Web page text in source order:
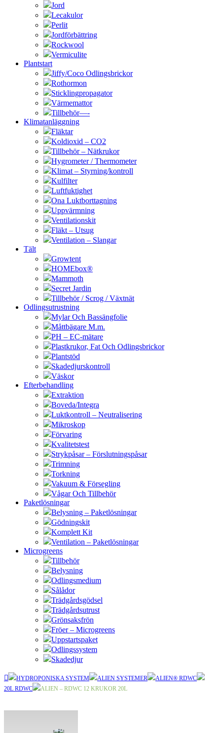
Jord
Lecakulor
Perlit
Jordförbättring
Rockwool
Vermiculite
Plantstart
Jiffy/Coco Odlingsbrickor
Rothormon
Sticklingpropagator
Värmemattor
Tillbehör—-
Klimatanläggning
Fläktar
Koldioxid – CO2
Tillbehör – Nätkrukor
Hygrometer / Thermometer
Klimat – Styrning/kontroll
Kulfilter
Luftfuktighet
Ona Luktborttagning
Uppvärmning
Ventilationskit
Fläkt – Utsug
Ventilation – Slangar
Tält
Growtent
HOMEbox®
Mammoth
Secret Jardin
Tillbehör / Scrog / Växtnät
Odlingsutrustning
Mylar Och Bassängfolie
Måttbägare M.m.
PH – EC-mätare
Plastkrukor, Fat Och Odlingsbrickor
Plantstöd
Skadedjurskontroll
Väskor
Efterbehandling
Extraktion
Boveda/Integra
Luktkontroll – Neutralisering
Mikroskop
Förvaring
Kvalitetstest
Strykpåsar – Förslutningspåsar
Trimning
Torkning
Vakuum & Försegling
Vågar Och Tillbehör
Paketlösningar
Belysning – Paketlösningar
Gödningskit
Komplett Kit
Ventilation – Paketlösningar
Microgreens
Tillbehör
Belysning
Odlingsmedium
Sålådor
Trädgårdsgödsel
Trädgårdsutrust
Grönsaksfrön
Fröer – Microgreens
Uppstartspaket
Odlingssystem
Skadedjur
HYDROPONISKA SYSTEM ALIEN SYSTEMER
ALIEN® RDWC
20L RDWC
ALIEN – RDWC 12 KRUKOR 20L